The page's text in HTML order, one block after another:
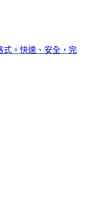
式。快速、安全，完